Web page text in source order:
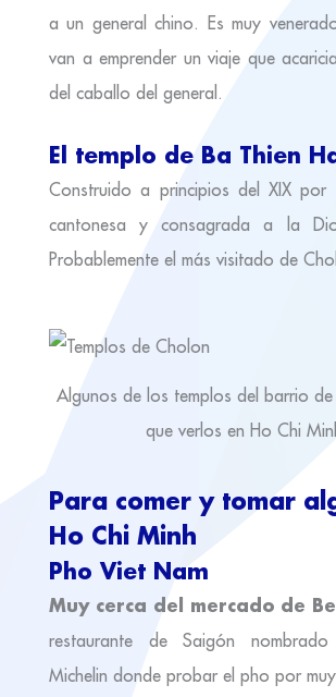
a un general chino. Es muy
van a emprender un viaje que
del caballo del general.
El templo de Ba Thien
Construido a principios del XIX por
cantonesa y consagrada a la
Probablemente el más visitado de
Algunos de los templos del barrio
que verlos en Ho Chi
Para comer y tomar
Ho Chi Minh
Pho Viet Nam
Muy cerca del mercado de
restaurante de Saigón
Michelin donde probar el pho por